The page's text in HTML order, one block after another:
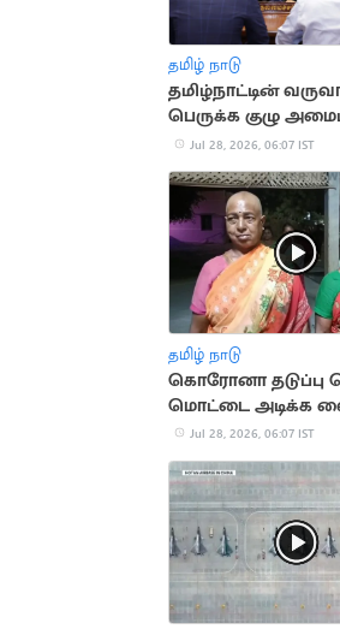
தமிழ் நாடு
தமிழ்நாட்டின்
பெருக்க குழு
Jul 28, 2026, 06:07 IST
தமிழ் நாடு
கொரோனா தடுப்பு
மொட்டை அடிக்க
ரூ.15,000 மோசடி
Jul 28, 2026, 06:07 IST